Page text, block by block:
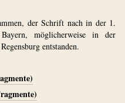
der Schrift nach in der 1.
möglicherweise in der
entstanden.